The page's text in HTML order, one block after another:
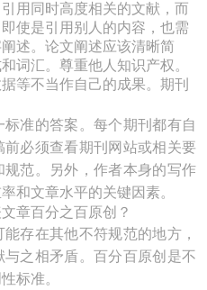
用同时高度相关的文献，而
使是引用别人的内容，也需
述。论文阐述应该清晰简
词汇。尊重他人知识产权。
等不当作自己的成果。期刊
准的答案。每个期刊都有自
必须查看期刊网站或相关要
范。另外，作者本身的写作
和文章水平的关键因素。
章百分之百原创？
存在其他不符规范的地方，
之相矛盾。百分百原创是不
标准。